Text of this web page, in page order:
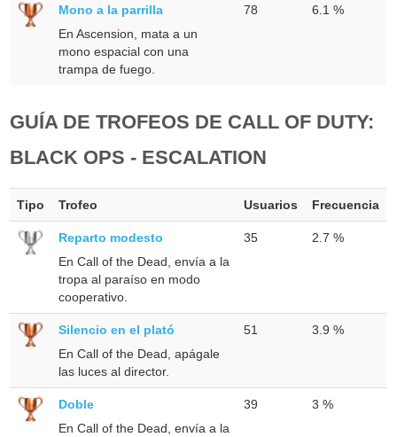
Mono a la parrilla
En Ascension, mata a un
mono espacial con una
trampa de fuego.
78 6.1 %
GUÍA DE TROFEOS DE CALL OF DUTY:
BLACK OPS - ESCALATION
Tipo Trofeo Usuarios Frecuencia
Reparto modesto
En Call of the Dead, envía a la
tropa al paraíso en modo
cooperativo.
35 2.7 %
Silencio en el plató
En Call of the Dead, apágale
las luces al director.
51 3.9 %
Doble
En Call of the Dead, envía a la
39 3 %